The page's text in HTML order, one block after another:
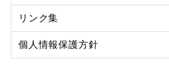
リンク集
個人情報保護方針